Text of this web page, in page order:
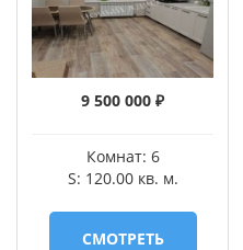
9 500 000 ₽
Комнат: 6
S: 120.00 кв. м.
СМОТРЕТЬ